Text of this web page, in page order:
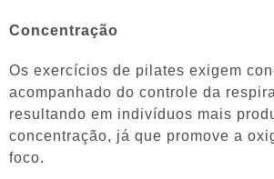
Concentração
Os exercícios de pilates exigem
acompanhado do controle da
resultando em indivíduos mais
concentração, já que promove a
foco.